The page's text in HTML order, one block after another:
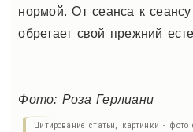
нормой. От сеанса к
обретает свой прежний
Фото: Роза Герлиани
Цитирование статьи, картинки -